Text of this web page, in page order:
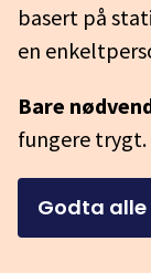
basert på
en
Bare
fungere trygt.
Godta alle